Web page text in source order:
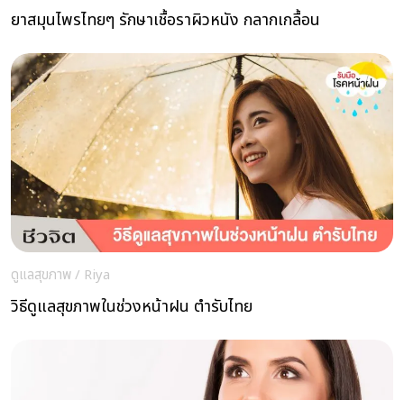
ยาสมุนไพรไทยๆ รักษาเชื้อราผิวหนัง กลากเกลื้อน
ดูแลสุขภาพ/ Riya
วิธีดูแลสุขภาพในช่วงหน้าฝน ตำรับไทย